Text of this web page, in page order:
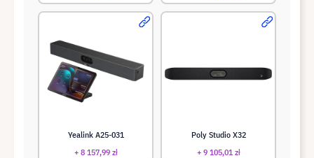
Yealink A25-031
+ 8 157,99 zł
Poly Studio X32
+ 9 105,01 zł